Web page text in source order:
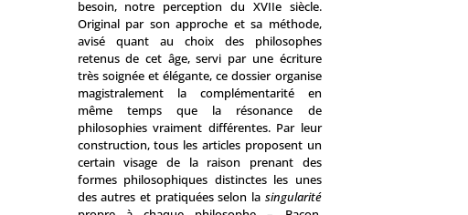
besoin, notre perception du XVIIe siècle.
Original par son approche et sa méthode,
avisé quant au choix des philosophes
retenus de cet âge, servi par une écriture
très soignée et élégante, ce dossier organise
magistralement la complémentarité en
même temps que la résonance de
philosophies vraiment différentes. Par leur
construction, tous les articles proposent un
certain visage de la raison prenant des
formes philosophiques distinctes les unes
des autres et pratiquées selon la singularité